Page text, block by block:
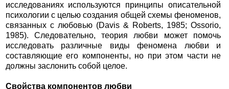
исследованиях используются принципы описательной
психологии с целью создания общей схемы феноменов,
связанных с любовью (Davis & Roberts, 1985; Ossorio,
1985). Следовательно, теория любви может помочь
исследовать различные виды феномена любви и
составляющие его компоненты, но при этом части не
должны заслонить собой целое.
Свойства компонентов любви